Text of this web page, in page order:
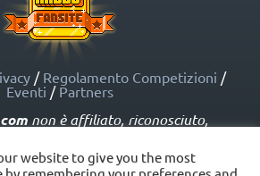
/ Regolamento Competizioni /
Eventi / Partners
non è affiliato, riconosciuto,
HabboTravel.com può servirsi di
proprietà intellettuali di Habbo
website to give you the most